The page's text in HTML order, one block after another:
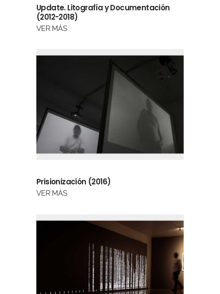
Update. Litografía y Documentación
(2012-2018)
VER MÁS
Prisionización (2016)
VER MÁS